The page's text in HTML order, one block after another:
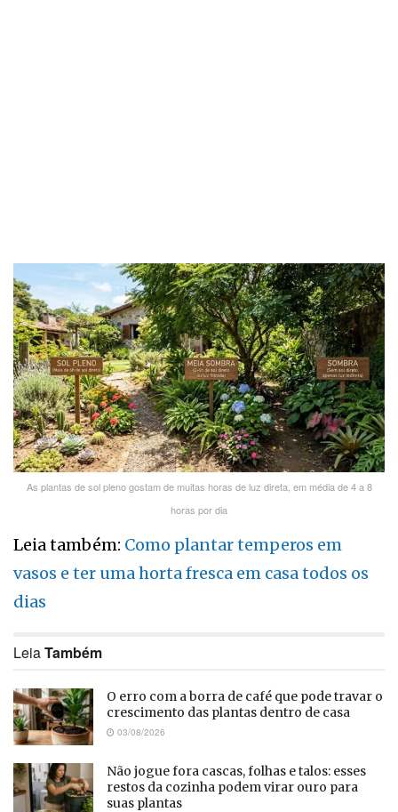
As plantas de sol pleno gostam de muitas horas de luz direta, em média de 4 a 8
horas por dia
Leia também: Como plantar temperos em
vasos e ter uma horta fresca em casa todos os
dias
LeiaTambém
O erro com a borra de café que pode travar o
crescimento das plantas dentro de casa
03/08/2026
Não jogue fora cascas, folhas e talos: esses
restos da cozinha podem virar ouro para
suas plantas